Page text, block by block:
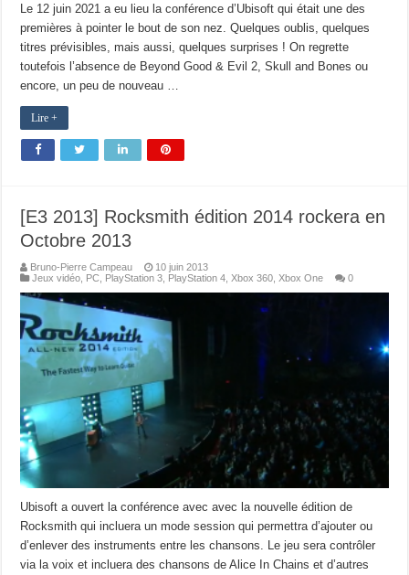
Le 12 juin 2021 a eu lieu la conférence d’Ubisoft qui était une des
premières à pointer le bout de son nez. Quelques oublis, quelques
titres prévisibles, mais aussi, quelques surprises ! On regrette
toutefois l’absence de Beyond Good & Evil 2, Skull and Bones ou
encore, un peu de nouveau …
Lire +
[E3 2013] Rocksmith édition 2014 rockera en
Octobre 2013
Bruno-Pierre Campeau
10 juin 2013
Jeux vidéo PC PlayStation 3 PlayStation 4 ,Xbox 360 ,Xbox One 0
Ubisoft a ouvert la conférence avec avec la nouvelle édition de
Rocksmith qui incluera un mode session qui permettra d’ajouter ou
d’enlever des instruments entre les chansons. Le jeu sera contrôler
via la voix et incluera des chansons de Alice In Chains et d’autres